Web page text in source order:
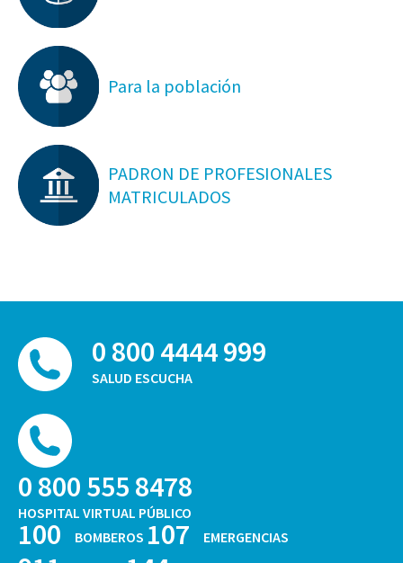
Para la población
PADRON DE PROFESIONALES
MATRICULADOS
0 800 4444 999
SALUD ESCUCHA
0 800 555 8478
HOSPITAL VIRTUAL PÚBLICO
100 BOMBEROS 107 EMERGENCIAS